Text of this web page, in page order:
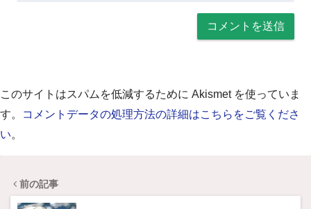
このサイトはスパムを低減するために Akismet を使っていま
す。
コメントデータの処理方法の詳細はこちらをご覧くださ
い。
前の記事